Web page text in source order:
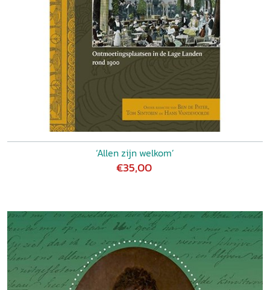
‘Allen zijn welkom’
€35,00